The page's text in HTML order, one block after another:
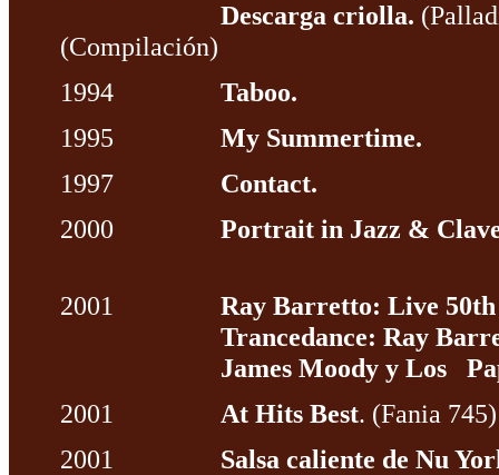
Descarga criolla.
(Compilación)
1994 Taboo.
1995 My Summertime.
1997 Contact.
2000 Portrait in Jazz &
2001 Ray Barretto: Live
Trancedance: Ray Barretto
James Moody y Los
2001 At Hits Best. (Fania 745)
2001 Salsa caliente de Nu